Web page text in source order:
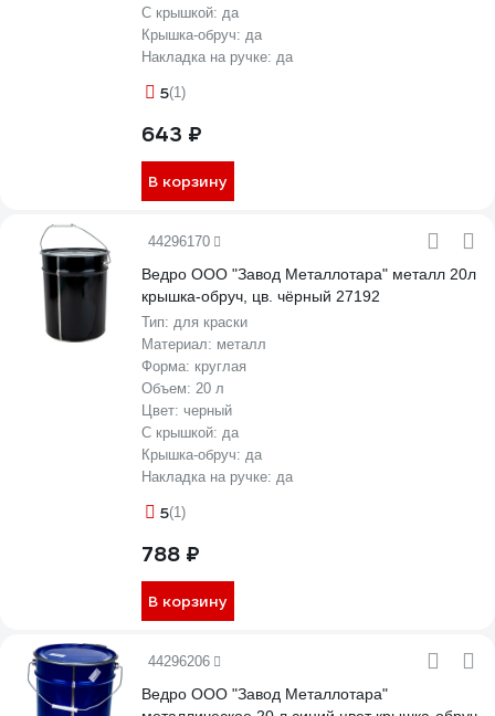
С крышкой: да
Крышка-обруч: да
Накладка на ручке: да
5(1)
643 ₽
В корзину
44296170
Ведро ООО "Завод Металлотара" металл 20л
крышка-обруч, цв. чёрный 27192
Тип: для краски
Материал: металл
Форма: круглая
Объем: 20 л
Цвет: черный
С крышкой: да
Крышка-обруч: да
Накладка на ручке: да
5(1)
788 ₽
В корзину
44296206
Ведро ООО "Завод Металлотара"